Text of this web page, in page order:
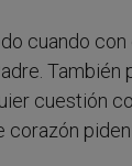
cuando
También
cuestión